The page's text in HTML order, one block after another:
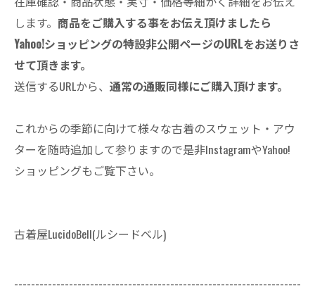
します。 商品をご購入する事をお伝え頂けましたら
Yahoo!ショッピングの特設非公開ページのURLをお送りさ
せて頂きます。
送信するURLから、 通常の通販同様にご購入頂けます。
これからの季節に向けて様々な古着のスウェット・アウ
ターを随時追加して参りますので是非InstagramやYahoo!
ショッピングもご覧下さい。
古着屋LucidoBell(ルシードベル)
--------------------------------------------------------------------